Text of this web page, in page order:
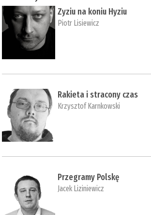
Zyziu na koniu Hyziu
Piotr Lisiewicz
Rakieta i stracony czas
Krzysztof Karnkowski
Przegramy Polskę
Jacek Liziniewicz